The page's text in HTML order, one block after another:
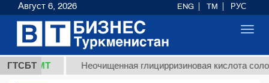
ГТСБТ Неочищенная глицирризиновая кислота солодкового
Август 6, 2026 ENG TM РУС